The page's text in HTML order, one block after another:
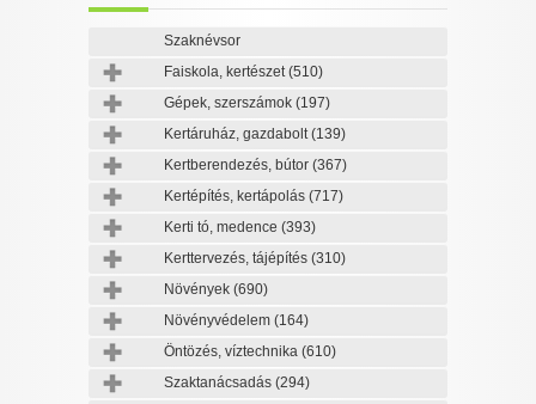
Szaknévsor
Faiskola, kertészet(510)
Gépek, szerszámok (197)
Kertáruház, gazdabolt(139)
Kertberendezés, bútor (367)
Kertépítés, kertápolás (717)
Kerti tó, medence (393)
Kerttervezés, tájépítés (310)
Növények (690)
Növényvédelem (164)
Öntözés, víztechnika (610)
Szaktanácsadás (294)